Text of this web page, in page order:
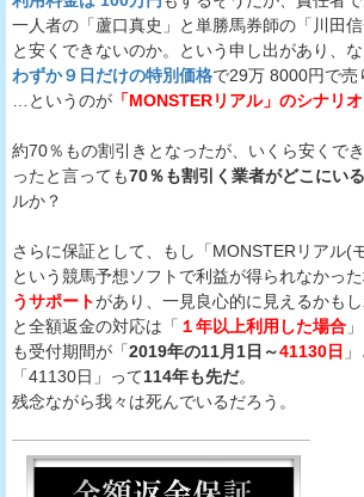
一人者の「蘆口真史」と単勝馬券師の「川田
と安くできないのか。という申し出があり、
わずか９日だけの特別価格で29万 8000円で売
…というのが 「MONSTERリアル」のシナリ
約70％もの割引きとなったが、いくら安くで
ったと言っても70％も割引く業者がどこにいる
ルか？
さらに保証として、もし「MONSTERリアル(
という競馬予想ソフトで利益が得られなかった
うサポートがあり、一見良心的に見えるかも
と全額返金の対応は「 １年以上利用した場合
も受付期間が「2019年の11月1日～41130日
「41130日」って114年も先だ。
残念ながら我々は死んでいるだろう。